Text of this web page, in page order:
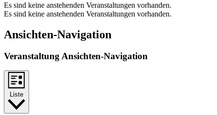
Es sind keine anstehenden Veranstaltungen vorhanden.
Es sind keine anstehenden Veranstaltungen vorhanden.
Ansichten-Navigation
Veranstaltung Ansichten-Navigation
Liste